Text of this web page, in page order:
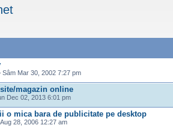
Sâm Mar 30, 2002 7:27 pm
magazin online
Dec 02, 2013 6:01 pm
o mica bara de publicitate pe desktop
28, 2006 12:27 am